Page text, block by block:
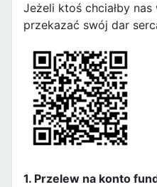
Jeżeli ktoś chciałby
przekazać swój dar
1. Przelew na konto